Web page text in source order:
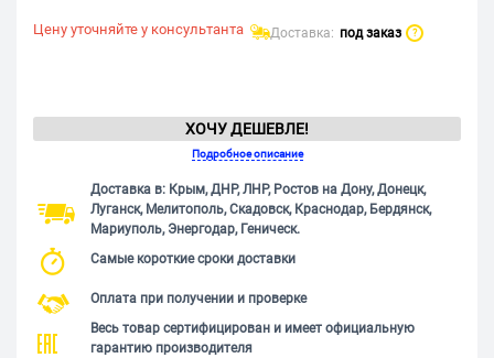
Цену уточняйте у консультанта Доставка: под заказ ?
ХОЧУ ДЕШЕВЛЕ!
Подробное описание
Доставка в: Крым, ДНР, ЛНР, Ростов на Дону, Донецк,
Луганск, Мелитополь, Скадовск, Краснодар, Бердянск,
Мариуполь, Энергодар, Геническ.
Самые короткие сроки доставки
Оплата при получении и проверке
Весь товар сертифицирован и имеет официальную
гарантию производителя